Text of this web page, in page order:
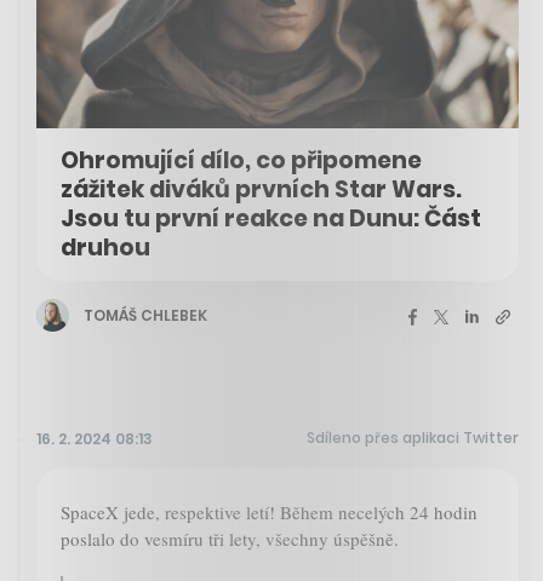
Ohromující dílo, co připomene
zážitek diváků prvních Star Wars.
Jsou tu první reakce na Dunu: Část
druhou
TOMÁŠ CHLEBEK
16. 2. 2024 08:13 Sdíleno přes aplikaci Twitter
SpaceX jede, respektive letí! Během necelých 24 hodin
poslalo do vesmíru tři lety, všechny úspěšně.